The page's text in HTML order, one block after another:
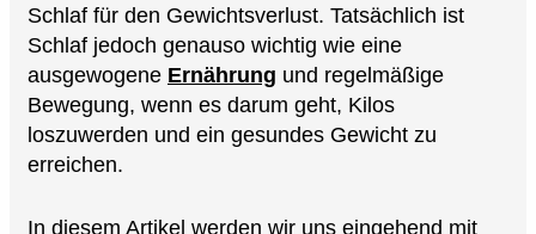
Schlaf für den Gewichtsverlust. Tatsächlich ist
Schlaf jedoch genauso wichtig wie eine
ausgewogene Ernährung und regelmäßige
Bewegung, wenn es darum geht, Kilos
loszuwerden und ein gesundes Gewicht zu
erreichen.
In diesem Artikel werden wir uns eingehend mit